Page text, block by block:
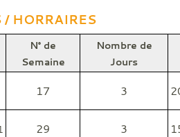
/ HORRAIRES
N° de
Semaine
Nombre de
Jours
17 3
29 3